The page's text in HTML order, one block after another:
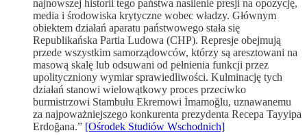
najnowszej historii tego państwa nasilenie presji na opozycję,
media i środowiska krytyczne wobec władzy. Głównym
obiektem działań aparatu państwowego stała się
Republikańska Partia Ludowa (CHP). Represje obejmują
przede wszystkim samorządowców, którzy są aresztowani na
masową skalę lub odsuwani od pełnienia funkcji przez
upolityczniony wymiar sprawiedliwości. Kulminację tych
działań stanowi wielowątkowy proces przeciwko
burmistrzowi Stambułu Ekremowi İmamoğlu, uznawanemu
za najpoważniejszego konkurenta prezydenta Recepa Tayyipa
Erdoğana.” [Ośrodek Studiów Wschodnich]